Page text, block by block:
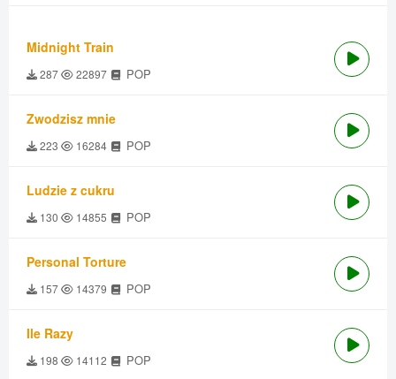
Midnight Train
287 22897 POP
Zwodzisz mnie
223 16284 POP
Ludzie z cukru
130 14855 POP
Personal Torture
157 14379 POP
Ile Razy
198 14112 POP